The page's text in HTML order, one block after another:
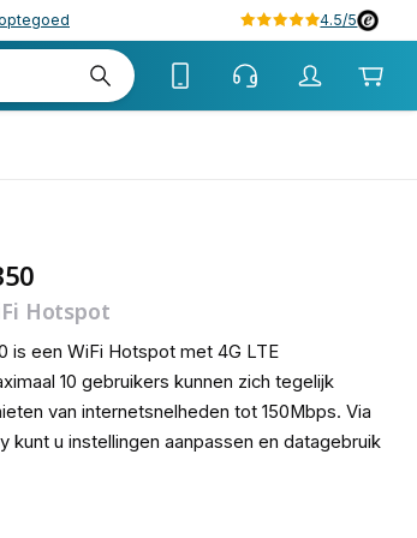
4.5/5
Hotspot
is een WiFi Hotspot met 4G LTE
10 gebruikers kunnen zich tegelijk
van internetsnelheden tot 150Mbps. Via
kunt u instellingen aanpassen en datagebruik